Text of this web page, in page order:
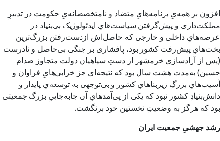
افزون بر همه‌یِ برنامه‌هایِ متضاد و نامتخصصانه‌یِ حکومت در تدبیرِ
مملکت‌داری و پیش‌گرفتن سیاست‌هایِ ایدئولوژیک بی‌بنیاد در
عرصه‌هایِ داخلی و خارجی که حاصل‌اش ازدست‌رفتن بزرگ‌ترین
بخت‌هایِ پیش‌رفت کشور بود، پافشاری بر جنگی بی‌حاصل و نادرست
(پس از آزادسازی خرمشهر از دستِ سپاهیان دولت متجاوز صدام
حسین) به‌مدت هشت سال بود که نتیجه‌ای جز خرابی‌هایِ فراوان و
آسیب‌هایِ بزرگِ زیربناهایِ کشور و بی‌توجهی به توسعه‌یِ پایدار و
دانش‌بنیادِ کشور نبود که یکی از پی‌آمدهایِ آن جابه‌جاییِ بزرگ جمعیتی
بود که هرگز به وضعیتِ نخستین خود برنگشت.
رشد جهشیِ جمعیت ایران